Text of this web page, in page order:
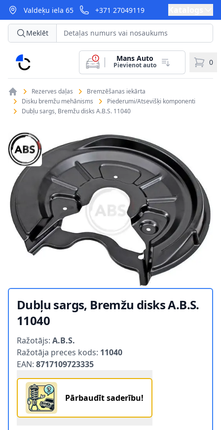
Valdeķu iela 65 +371 27049119
CarParts
Meklēt
Mans Auto
Pievienot auto 0
Rezerves daļas
Bremzēšanas iekārta
Disku bremžu mehānisms
Piederumi/Atsevišķi komponenti
Dubļu sargs, Bremžu disks A.B.S. 11040
Dubļu sargs, Bremžu disks A.B.S.
11040
Ražotājs: A.B.S.
Ražotāja preces kods: 11040
EAN: 8717109723335
Pārbaudīt saderību!